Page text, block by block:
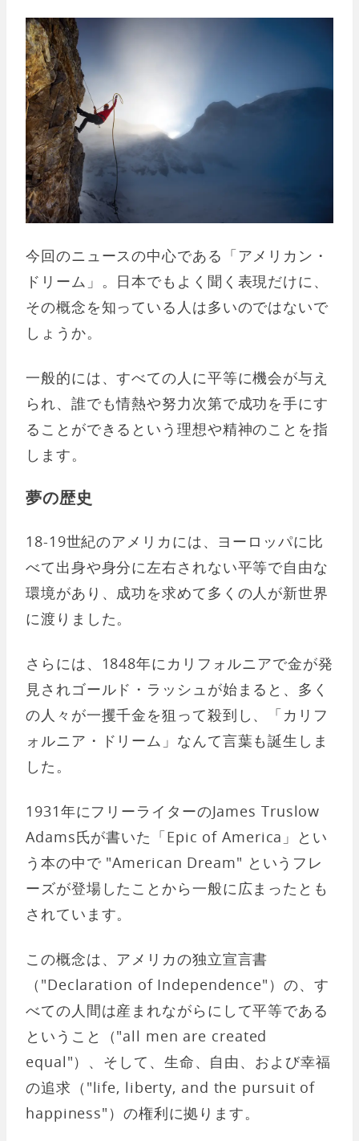
今回のニュースの中心である「アメリカン・
ドリーム」。日本でもよく聞く表現だけに、
その概念を知っている人は多いのではないで
しょうか。
一般的には、すべての人に平等に機会が与え
られ、誰でも情熱や努力次第で成功を手にす
ることができるという理想や精神のことを指
します。
夢の歴史
18-19世紀のアメリカには、ヨーロッパに比
べて出身や身分に左右されない平等で自由な
環境があり、成功を求めて多くの人が新世界
に渡りました。
さらには、1848年にカリフォルニアで金が発
見されゴールド・ラッシュが始まると、多く
の人々が一攫千金を狙って殺到し、「カリフ
ォルニア・ドリーム」なんて言葉も誕生しま
した。
1931年にフリーライターのJames Truslow
Adams氏が書いた「Epic of America」とい
う本の中で "American Dream" というフレ
ーズが登場したことから一般に広まったとも
されています。
この概念は、アメリカの独立宣言書
（"Declaration of Independence"）の、す
べての人間は産まれながらにして平等である
ということ（"all men are created
equal"）、そして、生命、自由、および幸福
の追求（"life, liberty, and the pursuit of
happiness"）の権利に拠ります。